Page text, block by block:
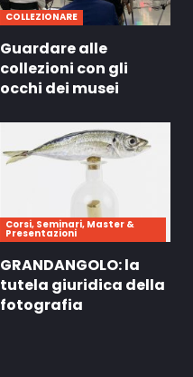
COLLEZIONARE
Guardare alle
collezioni con gli
occhi dei musei
Corsi, Seminari, Master &
Presentazioni
GRANDANGOLO: la
tutela giuridica della
fotografia